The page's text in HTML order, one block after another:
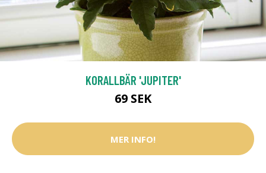
KORALLBÄR 'JUPITER'
69 SEK
MER INFO!